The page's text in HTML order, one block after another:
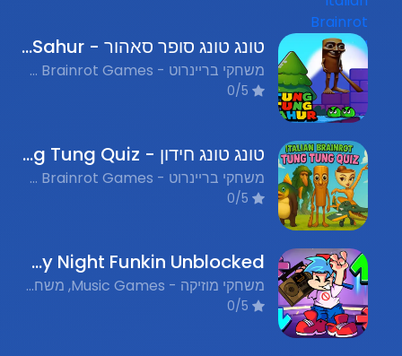
טונג טונג סופר סאהור - Tung Tung Super Sahur
משחקי בריינרוט - Italian Brainrot Games
טונג טונג חידון - Tung Tung Quiz
משחקי בריינרוט - Italian Brainrot Games, אתגרי חשיבה ופתרון חידות - Puzzle & Logic
Friday Night Funkin Unblocked - מסיבת יום שישי פאנקין
משחקי מוזיקה - Music Games, משחקי מוסיקה - Music Games, משחקים מצחיקים - Funny Games